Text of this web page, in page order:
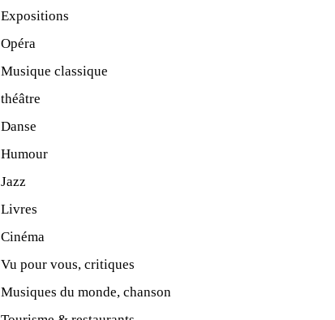
Expositions
Opéra
Musique classique
théâtre
Danse
Humour
Jazz
Livres
Cinéma
Vu pour vous, critiques
Musiques du monde, chanson